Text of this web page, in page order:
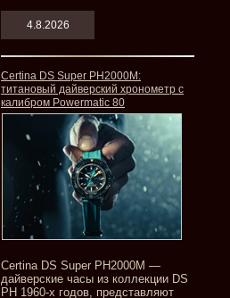
4.8.2026
Certina DS Super PH2000M:
титановый дайверский хронометр с
калибром Powermatic 80
Certina DS Super PH2000M —
дайверские часы из коллекции DS
PH 1960-х годов, представляют